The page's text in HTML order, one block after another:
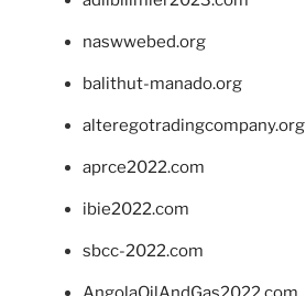
naswwebed.org
balithut-manado.org
alteregotradingcompany.org
aprce2022.com
ibie2022.com
sbcc-2022.com